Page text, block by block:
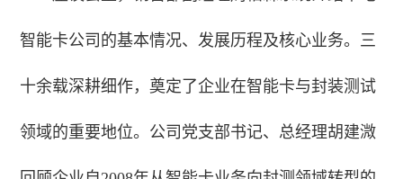
智能卡公司的基本情况、发展历程及核心业务。三
十余载深耕细作，奠定了企业在智能卡与封装测试
领域的重要地位。公司党支部书记、总经理胡建溦